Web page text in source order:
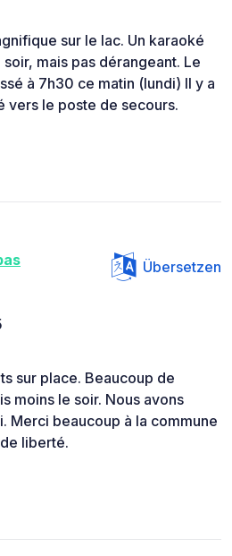
sur le lac. Un karaoké
mais pas dérangeant. Le
à 7h30 ce matin (lundi) Il y a
vers le poste de secours.
Übersetzen
sur place. Beaucoup de
moins le soir. Nous avons
Merci beaucoup à la commune
liberté.